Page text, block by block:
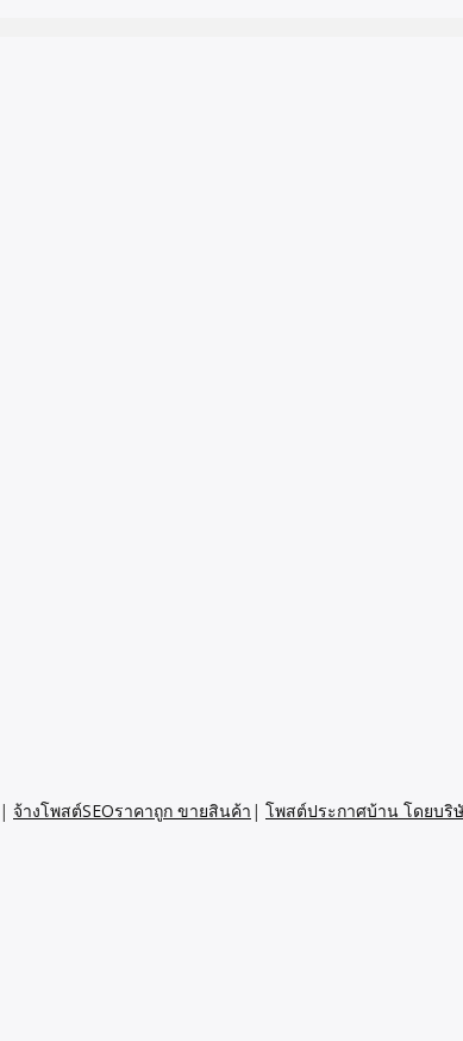
| จ้างโพสต์SEOราคาถูก ขายสินค้า | โพสต์ประกาศบ้าน โดยบริ